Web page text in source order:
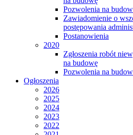
Pozwolenia na
Zawiadomienie o
postępowania
Postanowienia
2020
Zgłoszenia robót
na budowę
Pozwolenia na
Ogłoszenia
2026
2025
2024
2023
2022